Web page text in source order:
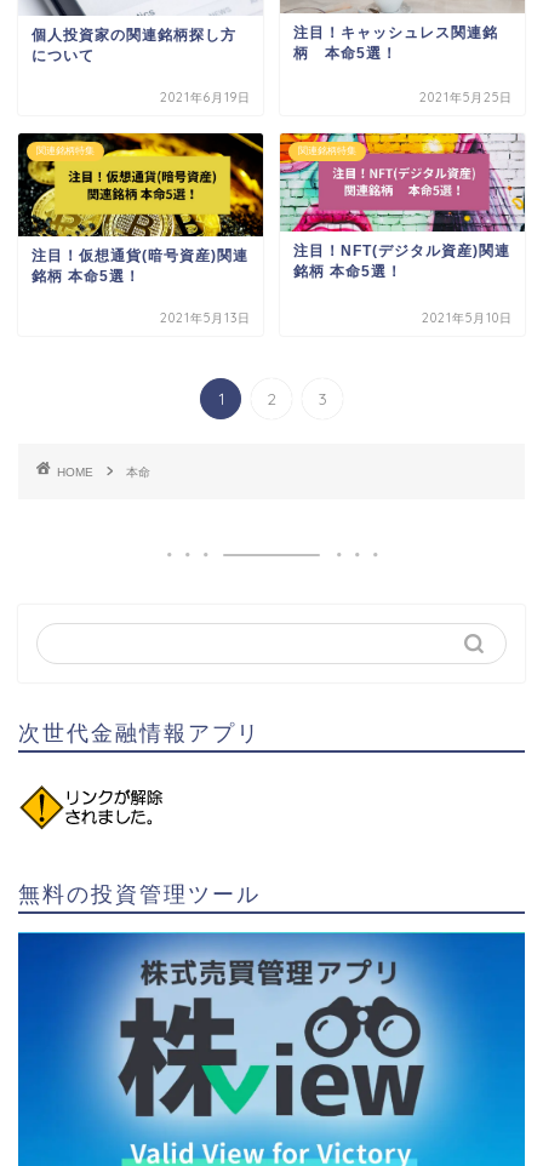
個人投資家の関連銘柄探し方
について
2021年6月19日
注目！キャッシュレス関連銘
柄 本命5選！
2021年5月25日
関連銘柄特集
注目！仮想通貨(暗号資産)関連
銘柄 本命5選！
2021年5月13日
関連銘柄特集
注目！NFT(デジタル資産)関連
銘柄 本命5選！
2021年5月10日
1 2 3
HOME 本命
次世代金融情報アプリ
無料の投資管理ツール